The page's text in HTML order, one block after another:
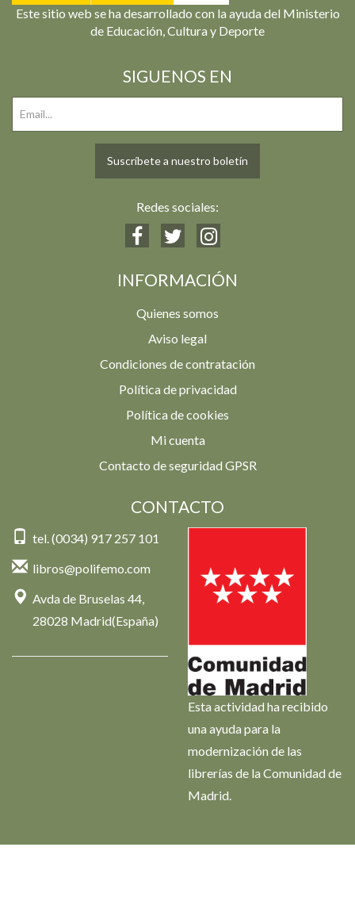
Este sitio web se ha desarrollado con la ayuda del Ministerio
de Educación, Cultura y Deporte
SIGUENOS EN
Suscríbete a nuestro boletín
Redes sociales:
INFORMACIÓN
Quienes somos
Aviso legal
Condiciones de contratación
Política de privacidad
Política de cookies
Mi cuenta
Contacto de seguridad GPSR
CONTACTO
tel. (0034) 917 257 101
libros@polifemo.com
Avda de Bruselas 44,
28028 Madrid(España)
Esta actividad ha recibido
una ayuda para la
modernización de las
librerías de la Comunidad de
Madrid.